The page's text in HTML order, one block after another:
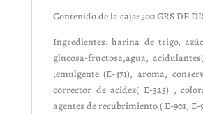
Contenido de la caja: 500 GRS DE
Ingredientes: harina de trigo,
glucosa-fructosa,agua,
,emulgente (E-471), aroma,
corrector de acidez( E-325) ,
agentes de recubrimiento ( E-901, E-